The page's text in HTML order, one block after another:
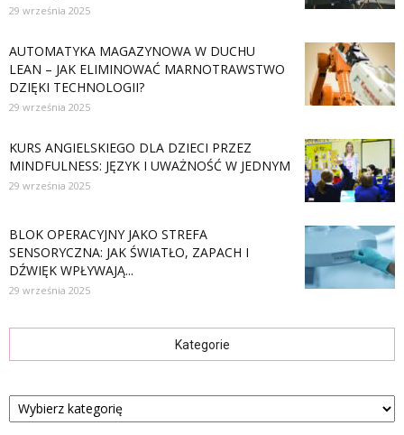
29 września 2025
AUTOMATYKA MAGAZYNOWA W DUCHU
LEAN – JAK ELIMINOWAĆ MARNOTRAWSTWO
DZIĘKI TECHNOLOGII?
29 września 2025
KURS ANGIELSKIEGO DLA DZIECI PRZEZ
MINDFULNESS: JĘZYK I UWAŻNOŚĆ W JEDNYM
29 września 2025
BLOK OPERACYJNY JAKO STREFA
SENSORYCZNA: JAK ŚWIATŁO, ZAPACH I
DŹWIĘK WPŁYWAJĄ...
29 września 2025
Kategorie
Kategorie